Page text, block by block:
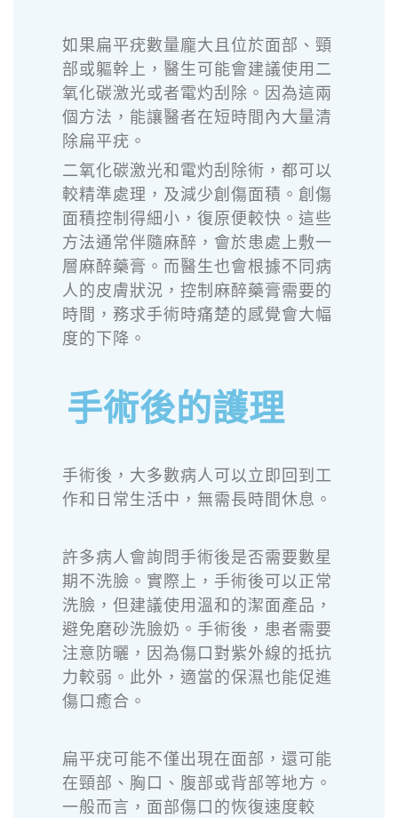
如果扁平疣數量龐大且位於面部、頸
部或軀幹上，醫生可能會建議使用二
氧化碳激光或者電灼刮除。因為這兩
個方法，能讓醫者在短時間內大量清
除扁平疣。
二氧化碳激光和電灼刮除術，都可以
較精準處理，及減少創傷面積。創傷
面積控制得細小，復原便較快。 這些
方法通常伴隨麻醉，會於患處上敷一
層麻醉藥膏。而醫生也會根據不同病
人的皮膚狀況，控制麻醉藥膏需要的
時間，務求手術時痛楚的感覺會大幅
度的下降。
手術後的護理
手術後，大多數病人可以立即回到工
作和日常生活中，無需長時間休息。
許多病人會詢問手術後是否需要數星
期不洗臉。實際上，手術後可以正常
洗臉，但建議使用溫和的潔面產品，
避免磨砂洗臉奶。手術後，患者需要
注意防曬，因為傷口對紫外線的抵抗
力較弱。此外，適當的保濕也能促進
傷口癒合。
扁平疣可能不僅出現在面部，還可能
在頸部、胸口、腹部或背部等地方。
一般而言，面部傷口的恢復速度較